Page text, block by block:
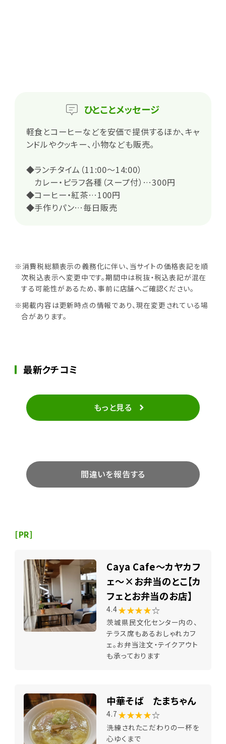
ひとことメッセージ
軽食とコーヒーなどを安価で提供するほか、キャ
ンドルやクッキー、小物なども販売。
◆ランチタイム（11:00～14:00）
カレー・ピラフ各種（スープ付）…300円
◆コーヒー・紅茶…100円
◆手作りパン…毎日販売
※消費税総額表示の義務化に伴い、当サイトの価格表記を順
次税込表示へ変更中です。期間中は税抜・税込表記が混在
する可能性があるため、事前に店舗へご確認ください。
※掲載内容は更新時点の情報であり、現在変更されている場
合があります。
最新クチコミ
もっと見る
間違いを報告する
[PR]
Caya Cafe～カヤカフ
ェ～×お弁当のとこ【カ
フェとお弁当のお店】
4.4★★★★☆
茨城県民文化センター内の、
テラス席もあるおしゃれカフ
ェ。お弁当注文・テイクアウト
も承っております
中華そば たまちゃん
4.7 ★★★★☆
洗練されたこだわりの一杯を
心ゆくまで